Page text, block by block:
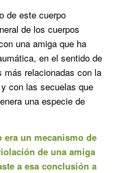
de este cuerpo
de los cuerpos
una amiga que ha
en el sentido de
más relacionadas con la
con las secuelas que
una especie de
era un mecanismo de
de una amiga
a esa conclusión a